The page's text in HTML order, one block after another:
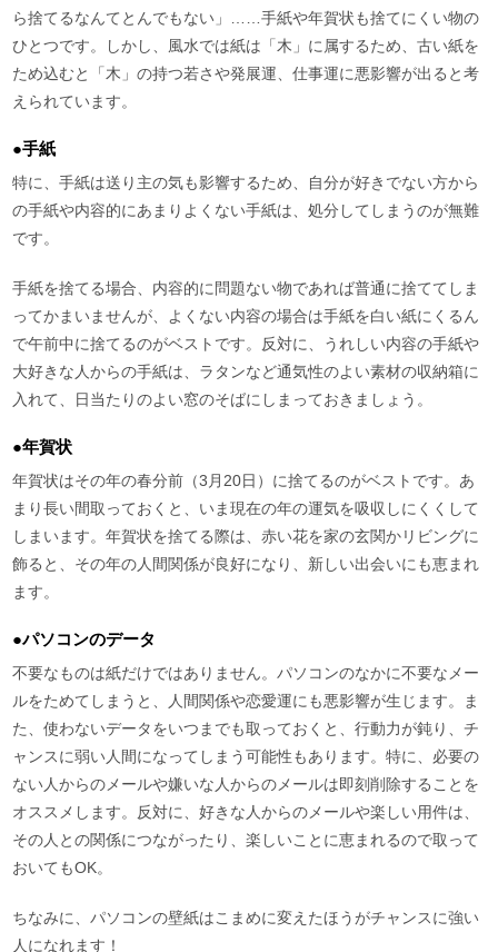
ら捨てるなんてとんでもない」……手紙や年賀状も捨てにくい物の
ひとつです。しかし、風水では紙は「木」に属するため、古い紙を
ため込むと「木」の持つ若さや発展運、仕事運に悪影響が出ると考
えられています。
●手紙
特に、手紙は送り主の気も影響するため、自分が好きでない方から
の手紙や内容的にあまりよくない手紙は、処分してしまうのが無難
です。
手紙を捨てる場合、内容的に問題ない物であれば普通に捨ててしま
ってかまいませんが、よくない内容の場合は手紙を白い紙にくるん
で午前中に捨てるのがベストです。反対に、うれしい内容の手紙や
大好きな人からの手紙は、ラタンなど通気性のよい素材の収納箱に
入れて、日当たりのよい窓のそばにしまっておきましょう。
●年賀状
年賀状はその年の春分前（3月20日）に捨てるのがベストです。あ
まり長い間取っておくと、いま現在の年の運気を吸収しにくくして
しまいます。年賀状を捨てる際は、赤い花を家の玄関かリビングに
飾ると、その年の人間関係が良好になり、新しい出会いにも恵まれ
ます。
●パソコンのデータ
不要なものは紙だけではありません。パソコンのなかに不要なメー
ルをためてしまうと、人間関係や恋愛運にも悪影響が生じます。ま
た、使わないデータをいつまでも取っておくと、行動力が鈍り、チ
ャンスに弱い人間になってしまう可能性もあります。特に、必要の
ない人からのメールや嫌いな人からのメールは即刻削除することを
オススメします。反対に、好きな人からのメールや楽しい用件は、
その人との関係につながったり、楽しいことに恵まれるので取って
おいてもOK。
ちなみに、パソコンの壁紙はこまめに変えたほうがチャンスに強い
人になれます！